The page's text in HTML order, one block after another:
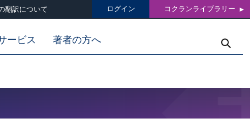
翻訳について ログイン コクランライブラリー
ービス 著者の方へ